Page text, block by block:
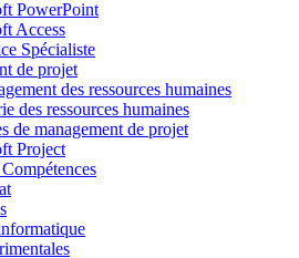
PowerPoint
Access
Spécialiste
de projet
des ressources humaines
des ressources humaines
de management de projet
Project